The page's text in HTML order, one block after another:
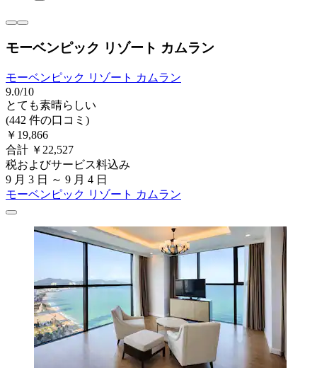
モーベンピック リゾート カムラン
モーベンピック リゾート カムラン
9.0/10
とても素晴らしい
(442 件の口コミ)
￥19,866
合計 ￥22,527
税およびサービス料込み
9 月 3 日 ～ 9 月 4 日
モーベンピック リゾート カムラン